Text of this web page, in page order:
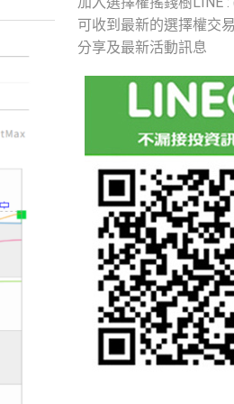
可收到最新的選擇權交
分享及最新活動訊息